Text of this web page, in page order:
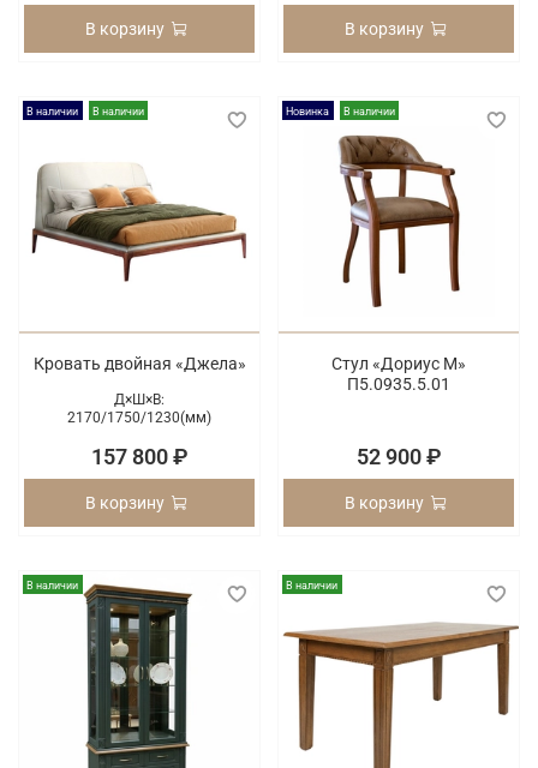
В корзину В корзину
В наличии В наличии
Кровать двойная «Джела»
Д×Ш×В:
2170/1750/1230(мм)
157 800 ₽
В корзину
Новинка В наличии
Стул «Дориус М»
П5.0935.5.01
52 900 ₽
В корзину
В наличии В наличии